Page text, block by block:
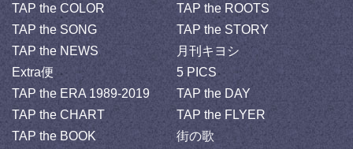
TAP the COLOR
TAP the ROOTS
TAP the SONG
TAP the STORY
TAP the NEWS
月刊キヨシ
Extra便
5 PICS
TAP the ERA 1989-2019
TAP the DAY
TAP the CHART
TAP the FLYER
TAP the BOOK
街の歌